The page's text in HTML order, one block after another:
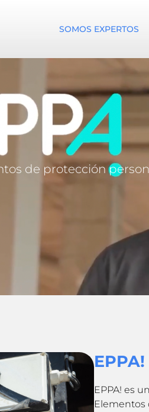
SOMOS EXPERTOS
de protección
EPPA!
EPPA! es
Elementos